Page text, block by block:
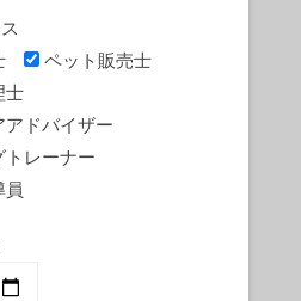
ペット販売士
士
ドバイザー
トレーナー
員